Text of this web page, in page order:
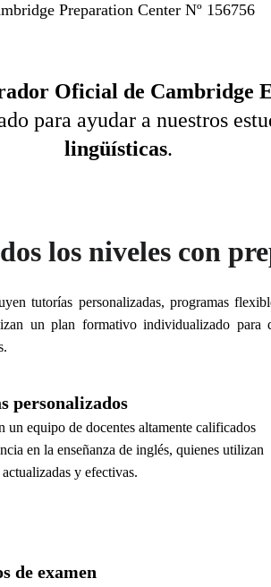
Oficial de Cambridge
para ayudar a nuestros
lingüísticas.
de examen
personalizados
un equipo de docentes altamente calificados
en la enseñanza de inglés, quienes utilizan
y efectivas.
Preparation Center Nº 156756
los niveles con
tutorías personalizadas, programas
un plan formativo individualizado para